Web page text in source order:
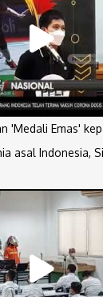
'Medali Emas'
asal Indonesia,